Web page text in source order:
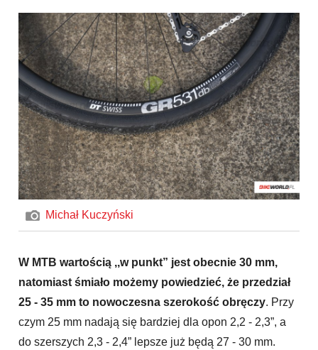
Michał Kuczyński
W MTB wartością ,,w punkt” jest obecnie 30 mm,
natomiast śmiało możemy powiedzieć, że przedział
25 - 35 mm to nowoczesna szerokość obręczy. Przy
czym 25 mm nadają się bardziej dla opon 2,2 - 2,3”, a
do szerszych 2,3 - 2,4” lepsze już będą 27 - 30 mm.